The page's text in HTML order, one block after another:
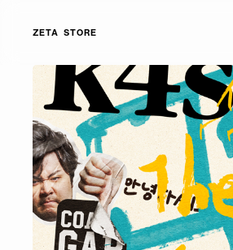
ZETA STORE